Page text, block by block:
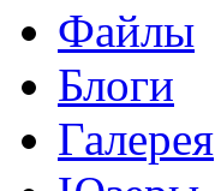
Файлы
Блоги
Галерея